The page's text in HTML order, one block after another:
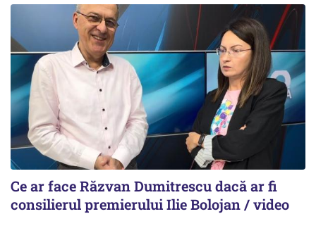
Ce ar face Răzvan Dumitrescu dacă ar fi
consilierul premierului Ilie Bolojan / video